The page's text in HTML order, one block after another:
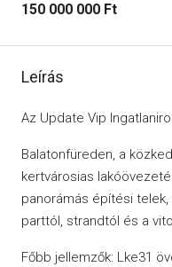
150 000 000 Ft
Leírás
Az Update Vip
Balatonfüreden, a
kertvárosias
panorámás építési
parttól, strandtól és a
Főbb jellemzők: Lke31